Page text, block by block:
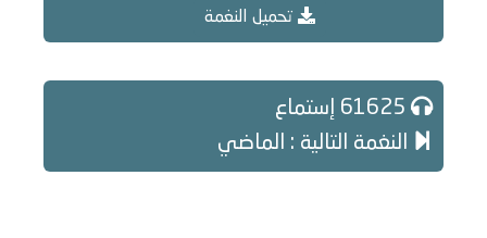
تحميل النغمة
النغمة التالية : الماضي